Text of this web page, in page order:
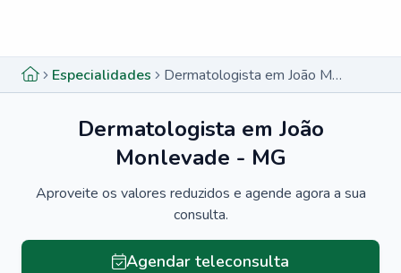
Especialidades Dermatologista em João Monlevade - MG
Dermatologista em João
Monlevade - MG
Aproveite os valores reduzidos e agende agora a sua
consulta.
Agendar teleconsulta